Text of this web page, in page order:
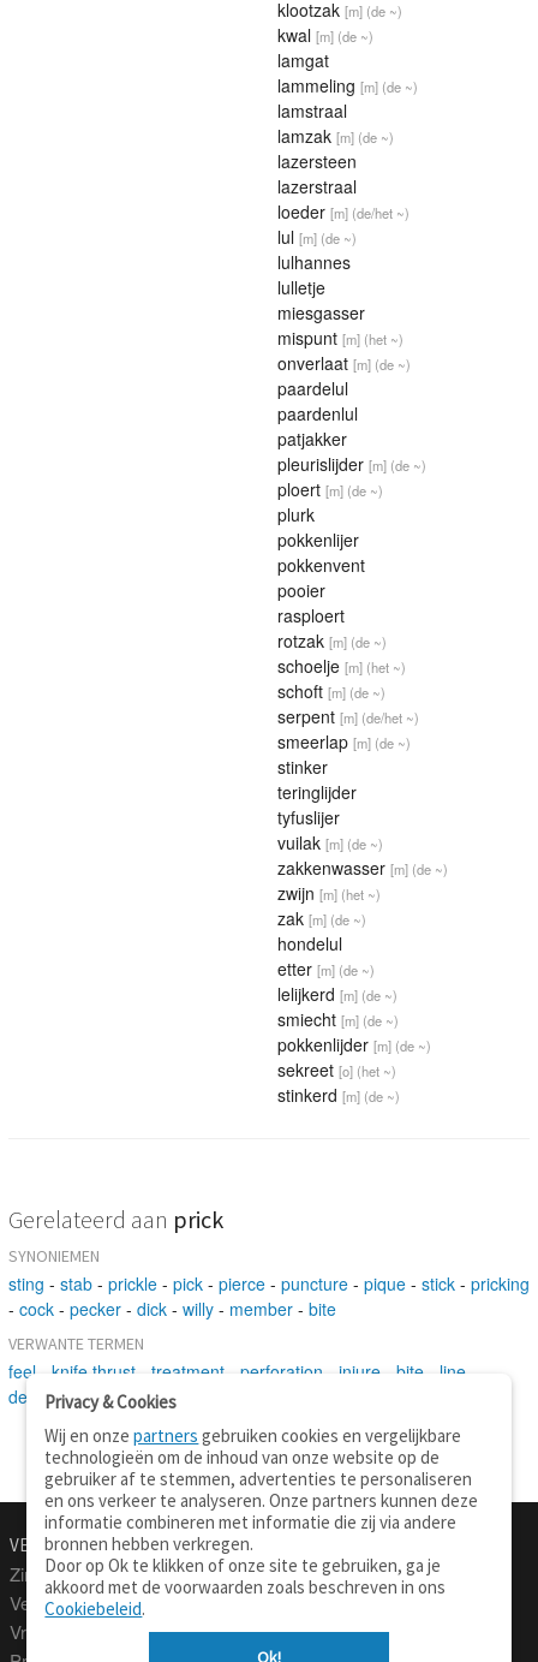
klootzak [m] (de ~)
kwal [m] (de ~)
lamgat
lammeling [m] (de ~)
lamstraal
lamzak [m] (de ~)
lazersteen
lazerstraal
loeder [m] (de/het ~)
lul [m] (de ~)
lulhannes
lulletje
miesgasser
mispunt [m] (het ~)
onverlaat [m] (de ~)
paardelul
paardenlul
patjakker
pleurislijder [m] (de ~)
ploert [m] (de ~)
plurk
pokkenlijer
pokkenvent
pooier
rasploert
rotzak [m] (de ~)
schoelje [m] (het ~)
schoft [m] (de ~)
serpent [m] (de/het ~)
smeerlap [m] (de ~)
stinker
teringlijder
tyfuslijer
vuilak [m] (de ~)
zakkenwasser [m] (de ~)
zwijn [m] (het ~)
zak [m] (de ~)
hondelul
etter [m] (de ~)
lelijkerd [m] (de ~)
smiecht [m] (de ~)
pokkenlijder [m] (de ~)
sekreet [o] (het ~)
stinkerd [m] (de ~)
Gerelateerd aan prick
SYNONIEMEN
sting - stab - prickle - pick - pierce - puncture - pique - stick - pricking
- cock - pecker - dick - willy - member - bite
VERWANTE TERMEN
feel knife thrust treatment perforation injure bite line
depression-wound-individual
VERTALEN.NU
Zinnen vertalen
Verklarend woordenboek
Vraagbaak
Over deze site
Privacy
Privacy & Cookies
Wij en onzepartners gebruiken cookies en vergelijkbare
technologieën om de inhoud van onze website op de
gebruiker af te stemmen, advertenties te personaliseren
en ons verkeer te analyseren. Onze partners kunnen deze
informatie combineren met informatie die zij via andere
bronnen hebben verkregen.
Door op Ok te klikken of onze site te gebruiken, ga je
akkoord met de voorwaarden zoals beschreven in ons
Cookiebeleid.
Ok!